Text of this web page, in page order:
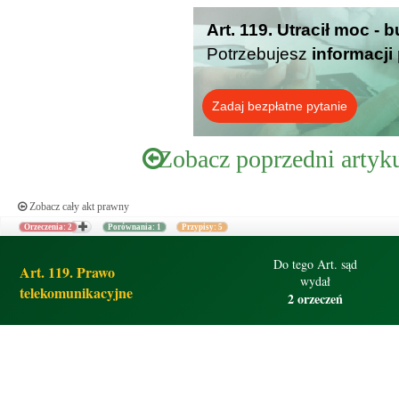
Art. 119. Utracił moc -
Potrzebujesz informacji
Zadaj bezpłatne pytanie
Zobacz poprzedni
Zobacz cały akt prawny
Orzeczenia: 2 Porównania: 1 Przypisy: 5
Art. 119. Prawo
telekomunikacyjne
Do tego Art. sąd
wydał
2 orzeczeń